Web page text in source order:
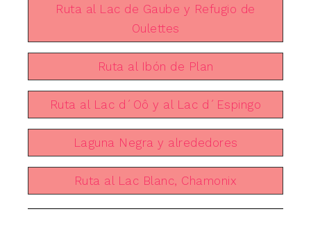
Ruta al Lac de Gaube y Refugio de
Oulettes
Ruta al Ibón de Plan
Ruta al Lac d´Oô y al Lac d´Espingo
Laguna Negra y alrededores
Ruta al Lac Blanc, Chamonix